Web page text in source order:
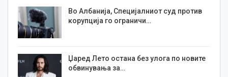
Во Албанија, Специјалниот суд против
корупција го ограничи…
Џаред Лето остана без улога по новите
обвинувања за…